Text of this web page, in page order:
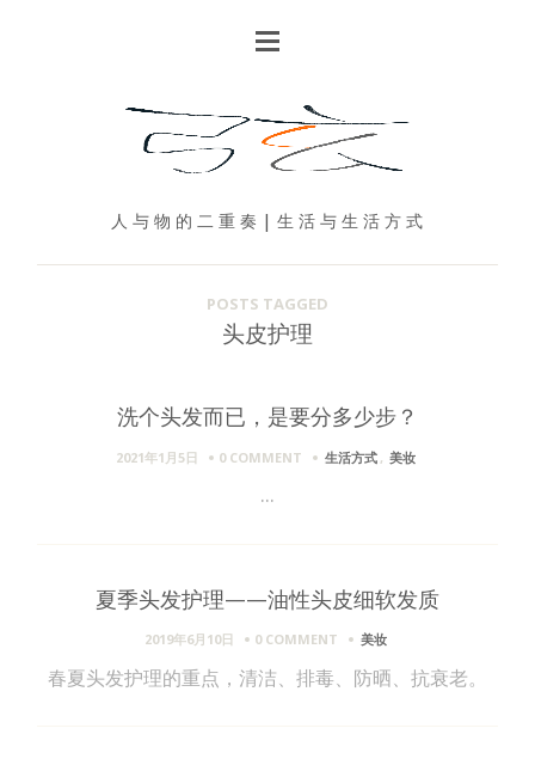
人 与 物 的 二 重 奏 | 生 活 与 生 活 方 式
POSTS TAGGED
头皮护理
洗个头发而已，是要分多少步？
2021年1月5日 0 COMMENT 生活方式 , 美妆
...
夏季头发护理——油性头皮细软发质
2019年6月10日 0 COMMENT 美妆
春夏头发护理的重点，清洁、排毒、防晒、抗衰老。